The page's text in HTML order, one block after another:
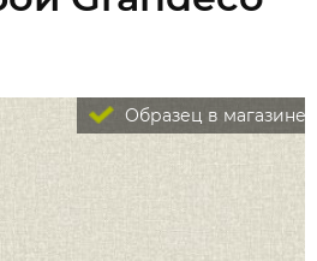
Образец в магазине